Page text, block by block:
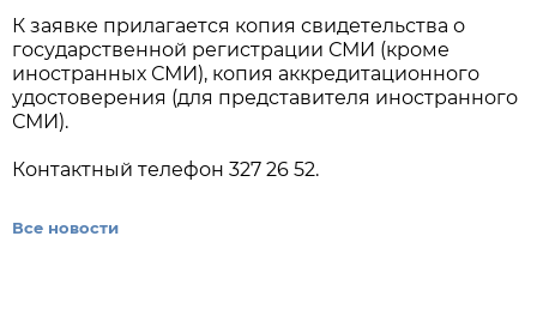
К заявке прилагается копия свидетельства о
государственной регистрации СМИ (кроме
иностранных СМИ), копия аккредитационного
удостоверения (для представителя иностранного
СМИ).
Контактный телефон 327 26 52.
Все новости